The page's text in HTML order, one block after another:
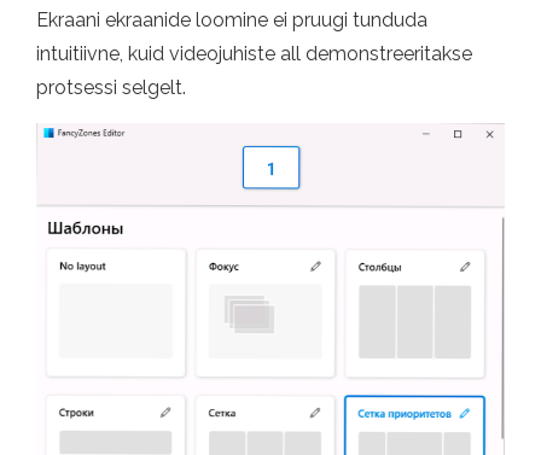
Ekraani ekraanide loomine ei pruugi tunduda
intuitiivne, kuid videojuhiste all demonstreeritakse
protsessi selgelt.